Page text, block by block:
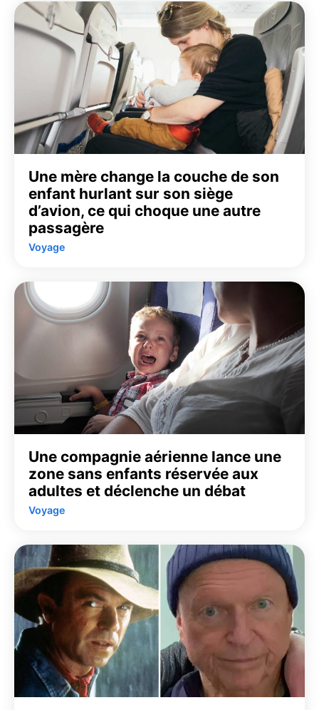
Une mère change la couche de son
enfant hurlant sur son siège
d’avion, ce qui choque une autre
passagère
Voyage
Une compagnie aérienne lance une
zone sans enfants réservée aux
adultes et déclenche un débat
Voyage